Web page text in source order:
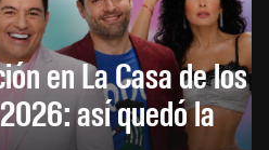
en La Casa de los
así quedó la